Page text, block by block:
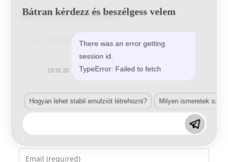
Vélemény, hozzászólás?
your
name
Enter
Bátran kérdezz és beszélgess velem
There was an error getting
session id.
TypeError: Failed to fetch
19:31:20
Hogyan lehet stabil emulziót létrehozni? Milyen ismeretek